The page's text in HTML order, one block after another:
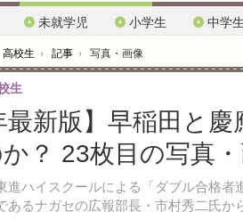
未就学児 小学生 中学生
高校生 › 記事 › 写真・画像
最新版】早稲田と
？ 23枚目の写真
ハイスクールによる「ダブル合格者
あるナガセの広報部長・市村秀二氏か
生